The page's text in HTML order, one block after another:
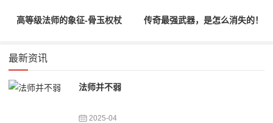
高等级法师的象征-骨玉权杖 传奇最强武器，是怎么消失的！
最新资讯
法师并不弱
2025-04